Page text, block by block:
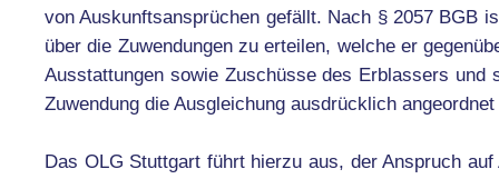
von Auskunftsansprüchen gefällt. Nach § 2057 BGB
über die Zuwendungen zu erteilen, welche er
Ausstattungen sowie Zuschüsse des Erblassers und
Zuwendung die Ausgleichung ausdrücklich
Das OLG Stuttgart führt hierzu aus, der Anspruch